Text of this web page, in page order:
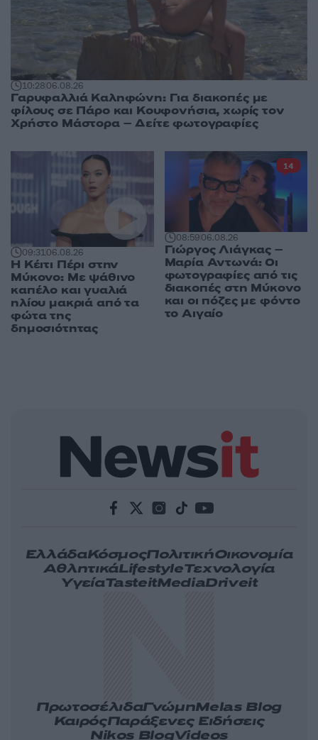
10:2806.08.26
Γαρυφαλλιά Καληφώνη: Για διακοπές με
φίλους σε Πάρο και Κουφονήσια, χωρίς τον
Χρήστο Μάστορα – Δείτε φωτογραφίες
09:3106.08.26
Η Κέιτι Πέρι στην
Μύκονο: Με ψάθινο
καπέλο και γυαλιά
ηλίου μακριά από τα
φώτα της
δημοσιότητας
08:5906.08.26
Γιώργος Λιάγκας –
Μαρία Αντωνά: Οι
φωτογραφίες από τις
διακοπές στη Μύκονο
και οι πόζες με φόντο
το Αιγαίο
14
ΕλλάδαΚόσμοςΠολιτικήΟικονομία
ΑθλητικάLifestyleΤεχνολογία
ΥγείαTasteitMediaDriveit
ΠρωτοσέλιδαΓνώμηMelas Blog
ΚαιρόςΠαράξενες Ειδήσεις
Nikos BlogVideos